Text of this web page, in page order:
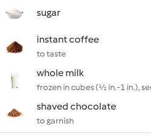
sugar
instant coffee
to taste
whole milk
frozen in cubes (½ in.-1 in.),
shaved chocolate
to garnish